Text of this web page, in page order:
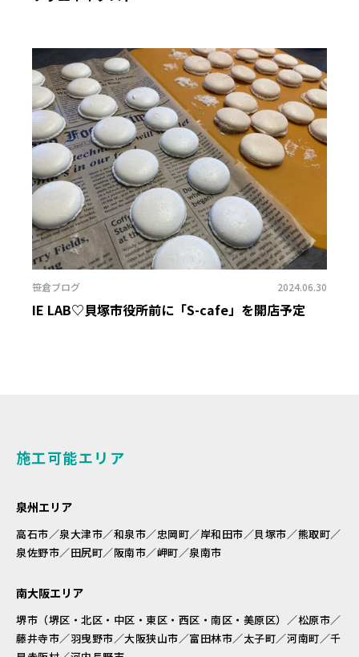
笹倉ブログ 2024.06.30
IE LAB♡貝塚市役所前に「S-cafe」を開店予定
施工可能エリア
泉州エリア
高石市／泉大津市／和泉市／忠岡町／岸和田市／貝塚市／熊取町／
泉佐野市／田尻町／阪南市／岬町／泉南市
南大阪エリア
堺市（堺区・北区・中区・東区・西区・南区・美原区）／松原市／
藤井寺市／羽曳野市／大阪狭山市／富田林市／太子町／河南町／千